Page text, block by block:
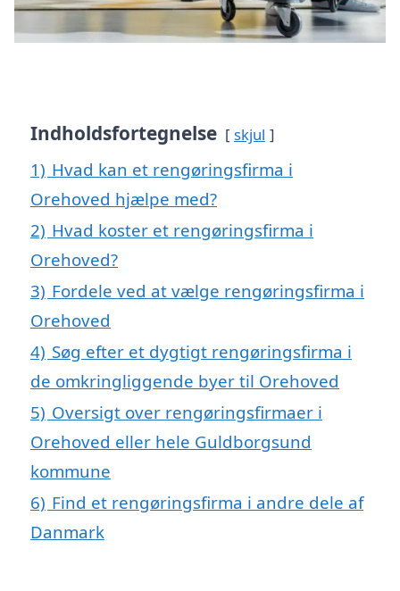
Indholdsfortegnelse skjul
1) Hvad kan et rengøringsfirma i
Orehoved hjælpe med?
2) Hvad koster et rengøringsfirma i
Orehoved?
3) Fordele ved at vælge rengøringsfirma i
Orehoved
4) Søg efter et dygtigt rengøringsfirma i
de omkringliggende byer til Orehoved
5) Oversigt over rengøringsfirmaer i
Orehoved eller hele Guldborgsund
kommune
6) Find et rengøringsfirma i andre dele af
Danmark